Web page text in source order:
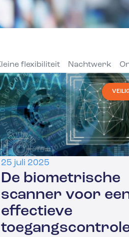
flexibiliteit Nachtwerk
25 juli 2025
De biometrische
scanner voor
effectieve